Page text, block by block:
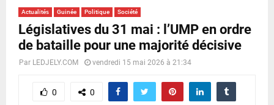
U
Actualités Guinée Politique Société
Législatives du 31 mai : l’UMP en ordre
de bataille pour une majorité décisive
Par LEDJELY.COM vendredi 15 mai 2026 à 21:34
0 0